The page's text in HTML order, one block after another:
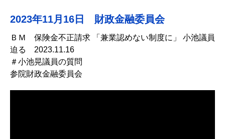
2023年11月16日 財政金融委員会
ＢＭ 保険金不正請求 「兼業認めない制度に」 小池議員
迫る 2023.11.16
＃小池晃議員の質問
参院財政金融委員会